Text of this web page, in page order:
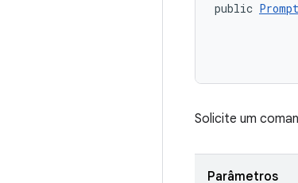
public
Solicite um
Parâmetros